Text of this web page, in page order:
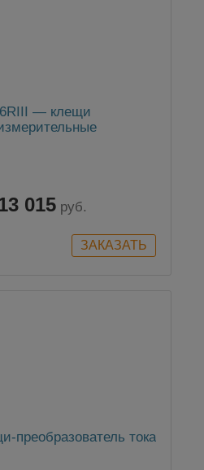
— клещи
015 руб.
преобразователь тока